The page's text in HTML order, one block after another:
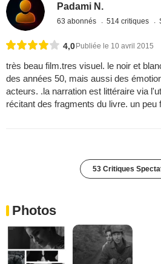
Padami N.
63 abonnés 514 critiques
4,0 Publiée le 10 avril 2015
très beau film.tres visuel. le noir et
des années 50, mais aussi des
acteurs. .la narration est littéraire via
récitant des fragments du livre. un peu
53 Critiques
Photos